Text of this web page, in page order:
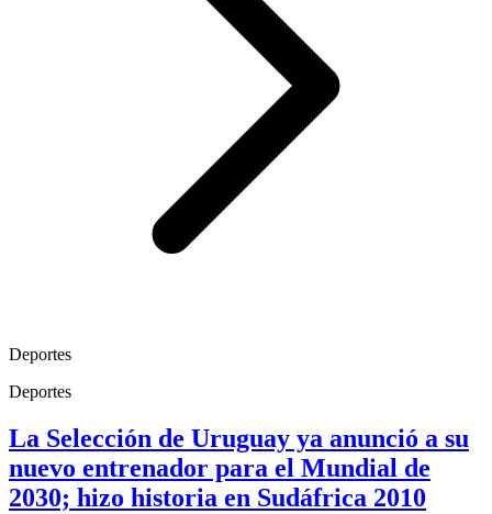
Deportes
Deportes
La Selección de Uruguay ya anunció a su
nuevo entrenador para el Mundial de
2030; hizo historia en Sudáfrica 2010